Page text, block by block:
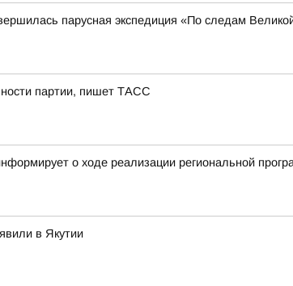
парусная экспедиция «По следам
партии, пишет ТАСС
о ходе реализации региональной
в Якутии